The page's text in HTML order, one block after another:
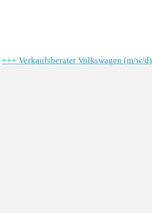
+++ Verkaufsberater Volkswagen (m/w/d)